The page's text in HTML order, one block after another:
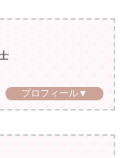
プロフィール▼